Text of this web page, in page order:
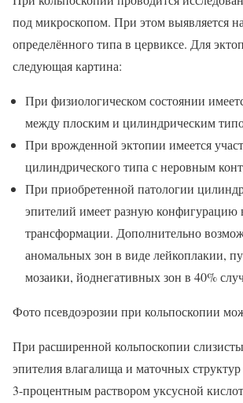
под микроскопом. При этом выявляется
определённого типа в цервиксе. Для
следующая картина:
При физиологическом состоянии
между плоским и цилиндрическим
При врожденной эктопии имеется
цилиндрического типа с неровным
При приобретенной патологии
эпителий имеет разную конфигурацию
трансформации. Дополнительно
аномальных зон в виде лейкоплакии,
мозаики, йоднегативных зон в 40%
Фото псевдоэрозии при кольпоскопии
При расширенной кольпоскопии
эпителия влагалища и маточных
3-процентным раствором уксусной